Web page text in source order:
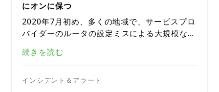
にオンに保つ
2020年7月初め、多くの地域で、サービスプロ
バイダーのルータの設定ミスによる大規模なイ
ビスの障害が連鎖的に発生し、いくつかの有名
なSaaSに広範囲の停止と混乱を引き起こしま
した。
障害が発生したとき、我々PagerDutyのチー
ートやインシデントが増加することは珍しくあ
インシデントの量が異常に増加した場合には、
続きを読む
インシデント＆アラート